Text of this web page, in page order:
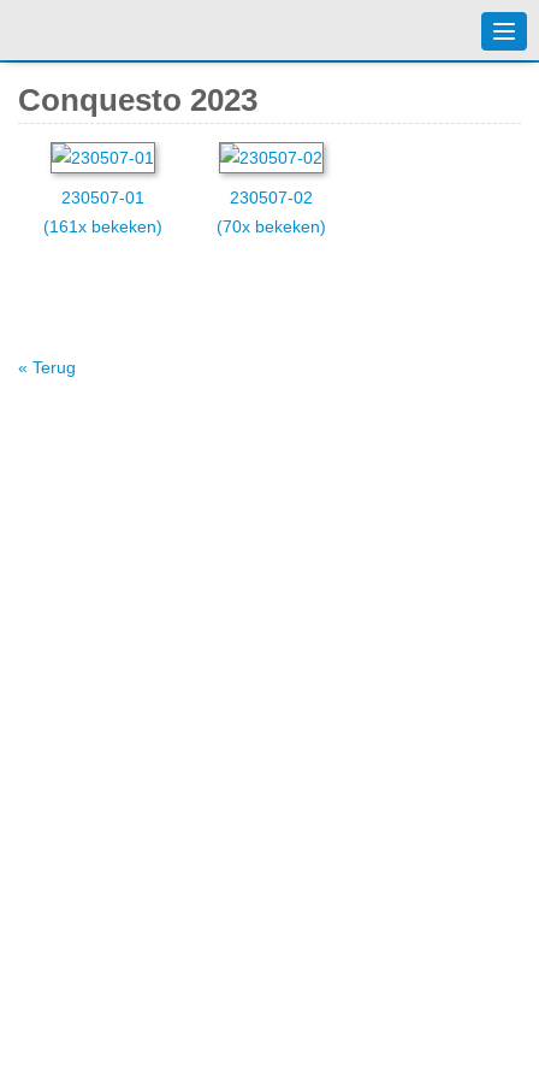
Conquesto 2023
230507-01
(161x bekeken)
230507-02
(70x bekeken)
« Terug